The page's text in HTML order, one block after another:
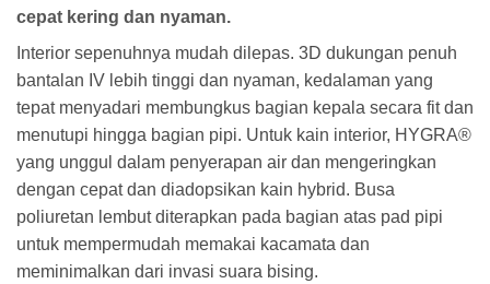
cepat kering dan nyaman.
Interior sepenuhnya mudah dilepas. 3D dukungan penuh
bantalan IV lebih tinggi dan nyaman, kedalaman yang
tepat menyadari membungkus bagian kepala secara fit dan
menutupi hingga bagian pipi. Untuk kain interior, HYGRA®
yang unggul dalam penyerapan air dan mengeringkan
dengan cepat dan diadopsikan kain hybrid. Busa
poliuretan lembut diterapkan pada bagian atas pad pipi
untuk mempermudah memakai kacamata dan
meminimalkan dari invasi suara bising.